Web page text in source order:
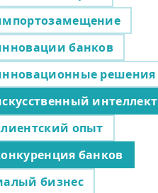
банков
решения
интеллект
опыт
банков
бизнес